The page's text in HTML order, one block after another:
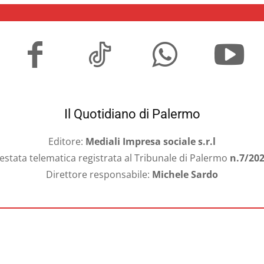
Il Quotidiano di Palermo
Editore: Mediali Impresa sociale s.r.l
telematica registrata al Tribunale di Palermo n.7/
Direttore responsabile: Michele Sardo